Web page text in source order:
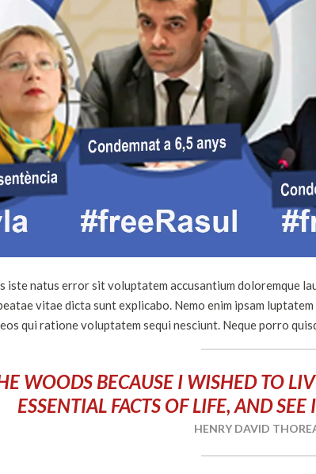
iste natus error sit voluptatem accusantium doloremque
vitae dicta sunt explicabo. Nemo enim ipsam
qui ratione voluptatem sequi nesciunt. Neque porro
WOODS BECAUSE I WISHED TO
ESSENTIAL FACTS OF LIFE, AND
HENRY DAVID